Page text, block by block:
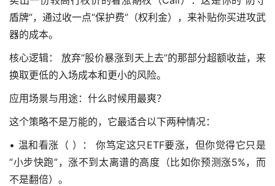
盾牌”，通过收一点“保护费”（权利金），来补贴你买进攻武
器的成本。
核心逻辑： 放弃“股价暴涨到天上去”的那部分超额收益，来
换取更低的入场成本和更小的风险。
应用场景与用途：什么时候用最爽？
这个策略不是万能的，它最适合以下两种情况：
• 温和看涨（ ）： 你笃定这只ETF要涨，但你觉得它只是
“小步快跑”，涨不到太离谱的高度（比如你预测涨5%，而
不是翻倍）。